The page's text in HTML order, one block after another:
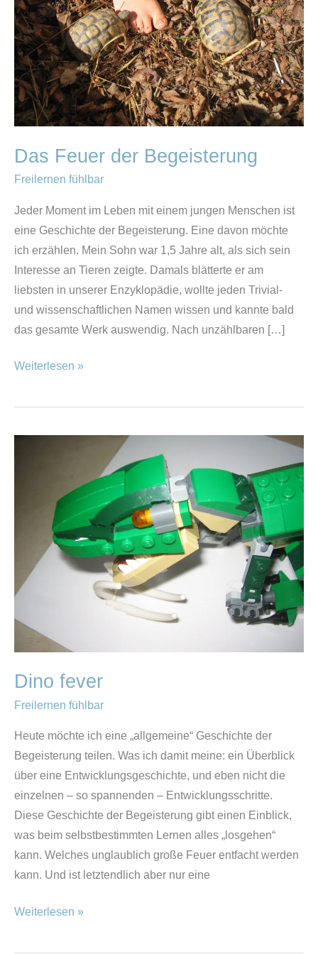
Das Feuer der Begeisterung
Freilernen fühlbar
Jeder Moment im Leben mit einem jungen Menschen ist
eine Geschichte der Begeisterung. Eine davon möchte
ich erzählen. Mein Sohn war 1,5 Jahre alt, als sich sein
Interesse an Tieren zeigte. Damals blätterte er am
liebsten in unserer Enzyklopädie, wollte jeden Trivial-
und wissenschaftlichen Namen wissen und kannte bald
das gesamte Werk auswendig. Nach unzählbaren […]
Weiterlesen »
Dino fever
Freilernen fühlbar
Heute möchte ich eine „allgemeine“ Geschichte der
Begeisterung teilen. Was ich damit meine: ein Überblick
über eine Entwicklungsgeschichte, und eben nicht die
einzelnen – so spannenden – Entwicklungsschritte.
Diese Geschichte der Begeisterung gibt einen Einblick,
was beim selbstbestimmten Lernen alles „losgehen“
kann. Welches unglaublich große Feuer entfacht werden
kann. Und ist letztendlich aber nur eine
Weiterlesen »